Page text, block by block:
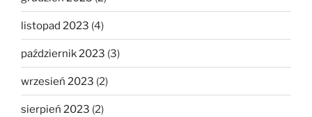
listopad 2023 (4)
październik 2023 (3)
wrzesień 2023 (2)
sierpień 2023 (2)